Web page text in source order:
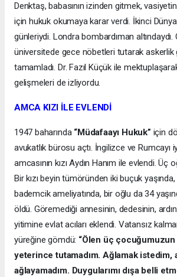
Denktaş, babasının izinden gitmek,
için hukuk okumaya karar verdi. İkinci Dünya
günleriydi. Londra bombardıman altındaydı.
üniversitede gece nöbetleri tutarak askerlik
tamamladı. Dr. Fazıl Küçük ile
gelişmeleri de izliyordu.
AMCA KIZI İLE EVLENDİ
1947 baharında “Müdafaayı Hukuk” için
avukatlık bürosu açtı. İngilizce ve Rumcayı
amcasının kızı Aydın Hanım ile evlendi. Üç
Bir kızı beyin tümöründen iki buçuk
bademcik ameliyatında, bir oğlu da 34
öldü. Göremediği annesinin, dedesinin,
yitimine evlat acıları eklendi. Vatansız
yüreğine gömdü: “Ölen üç
yeterince tutamadım. Ağlamak istedim,
ağlayamadım. Duygularımı dışa belli